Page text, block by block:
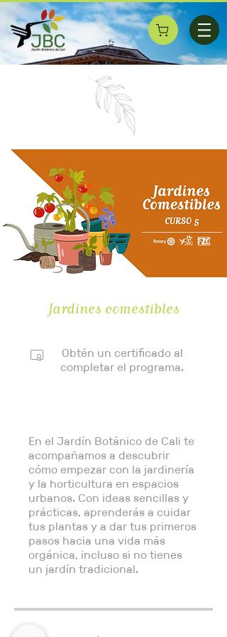
Jardines comestibles
Obtén un certificado al
completar el programa.
En el Jardín Botánico de Cali te
acompañamos a descubrir
cómo empezar con la jardinería
y la horticultura en espacios
urbanos. Con ideas sencillas y
prácticas, aprenderás a cuidar
tus plantas y a dar tus primeros
pasos hacia una vida más
orgánica, incluso si no tienes
un jardín tradicional.